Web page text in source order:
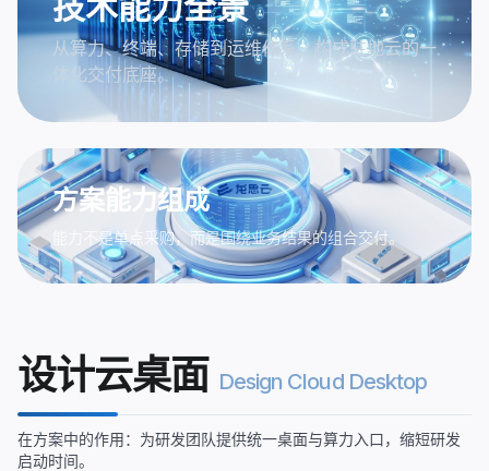
从算力、终端、存储到运维体系，构成驻地云的一
体化交付底座。
方案能力组成
能力不是单点采购，而是围绕业务结果的组合交付。
设计云桌面 Design Cloud Desktop
在方案中的作用：为研发团队提供统一桌面与算力入口，缩短研发
启动时间。